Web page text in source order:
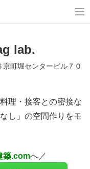
lab.
町堀センタービル７０
理・接客との密接な
し」の空間作りをモ
築.comへ／